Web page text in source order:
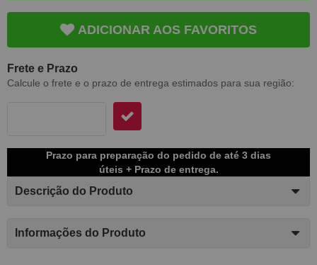
ADICIONAR AOS FAVORITOS
Frete e Prazo
Calcule o frete e o prazo de entrega estimados para sua região:
Prazo para preparação do pedido de até 3 dias
úteis + Prazo de entrega.
Descrição do Produto
Informações do Produto